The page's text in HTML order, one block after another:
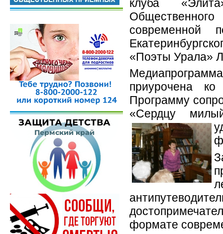
клуба
современной
«Поэты Урала»
приурочена
Программу
«Сердцу
формате